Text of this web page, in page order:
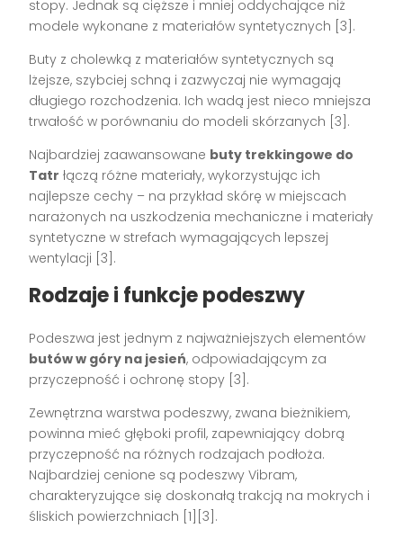
stopy. Jednak są cięższe i mniej oddychające niż
modele wykonane z materiałów syntetycznych [3].
Buty z cholewką z materiałów syntetycznych są
lżejsze, szybciej schną i zazwyczaj nie wymagają
długiego rozchodzenia. Ich wadą jest nieco mniejsza
trwałość w porównaniu do modeli skórzanych [3].
Najbardziej zaawansowane buty trekkingowe do
Tatr łączą różne materiały, wykorzystując ich
najlepsze cechy – na przykład skórę w miejscach
narażonych na uszkodzenia mechaniczne i materiały
syntetyczne w strefach wymagających lepszej
wentylacji [3].
Rodzaje i funkcje podeszwy
Podeszwa jest jednym z najważniejszych elementów
butów w góry na jesień, odpowiadającym za
przyczepność i ochronę stopy [3].
Zewnętrzna warstwa podeszwy, zwana bieżnikiem,
powinna mieć głęboki profil, zapewniający dobrą
przyczepność na różnych rodzajach podłoża.
Najbardziej cenione są podeszwy Vibram,
charakteryzujące się doskonałą trakcją na mokrych i
śliskich powierzchniach [1][3].